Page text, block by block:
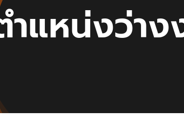
แหน่งว่าง